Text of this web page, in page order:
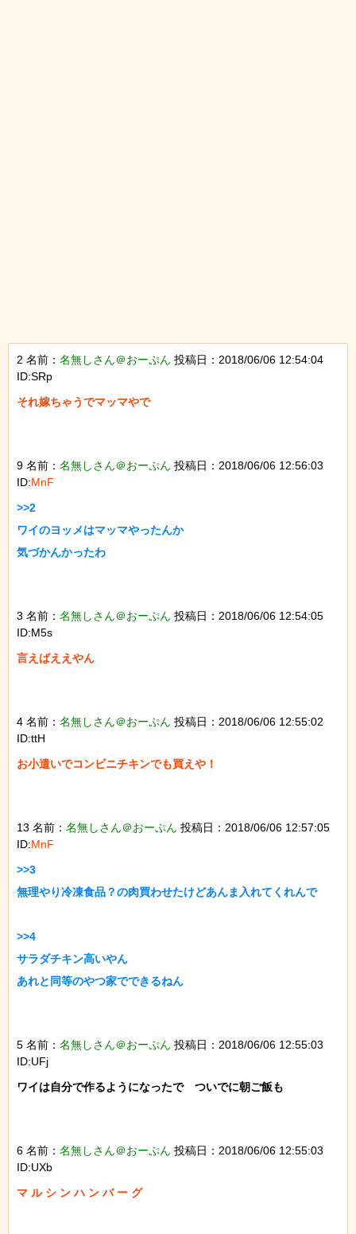
2 名前： 名無しさん＠おーぷん 投稿日：2018/06/06 12:54:04
ID:SRp
それ嫁ちゃうでマッマやで
9 名前： 名無しさん＠おーぷん 投稿日：2018/06/06 12:56:03
ID:MnF
>>2
ワイのヨッメはマッマやったんか
気づかんかったわ
3 名前： 名無しさん＠おーぷん 投稿日：2018/06/06 12:54:05
ID:M5s
言えばええやん
4 名前： 名無しさん＠おーぷん 投稿日：2018/06/06 12:55:02
ID:ttH
お小遣いでコンビニチキンでも買えや！
13 名前： 名無しさん＠おーぷん 投稿日：2018/06/06 12:57:05
ID:MnF
>>3
無理やり冷凍食品？の肉買わせたけどあんま入れてくれんで
>>4
サラダチキン高いやん
あれと同等のやつ家でできるねん
5 名前： 名無しさん＠おーぷん 投稿日：2018/06/06 12:55:03
ID:UFj
ワイは自分で作るようになったで　ついでに朝ご飯も
6 名前： 名無しさん＠おーぷん 投稿日：2018/06/06 12:55:03
ID:UXb
マ ル シ ン ハ ン バ ー グ